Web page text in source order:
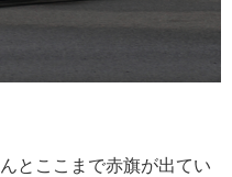
とここまで赤旗が出てい